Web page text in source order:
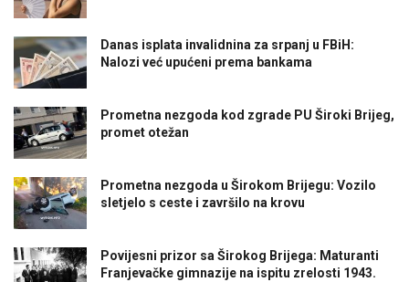
Danas isplata invalidnina za srpanj u FBiH:
Nalozi već upućeni prema bankama
Prometna nezgoda kod zgrade PU Široki Brijeg,
promet otežan
Prometna nezgoda u Širokom Brijegu: Vozilo
sletjelo s ceste i završilo na krovu
Povijesni prizor sa Širokog Brijega: Maturanti
Franjevačke gimnazije na ispitu zrelosti 1943.